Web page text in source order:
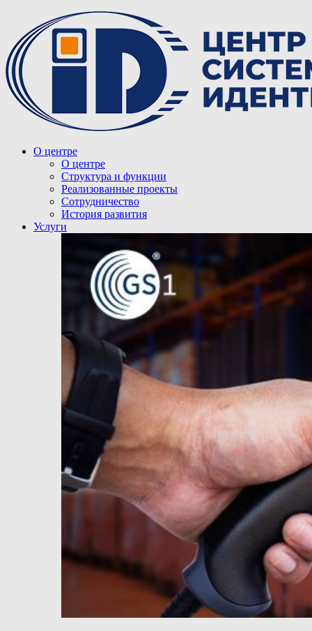
О центре
О центре
Структура и функции
Реализованные проекты
Сотрудничество
История развития
Услуги